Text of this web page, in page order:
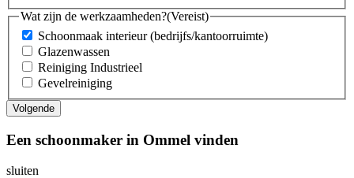
Wat zijn de werkzaamheden?(Vereist)
Schoonmaak interieur (bedrijfs/kantoorruimte)
Glazenwassen
Reiniging Industrieel
Gevelreiniging
Een schoonmaker in Ommel vinden
sluiten